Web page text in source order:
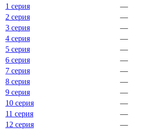
1 серия
—
2 серия
—
3 серия
—
4 серия
—
5 серия
—
6 серия
—
7 серия
—
8 серия
—
9 серия
—
10 серия
—
11 серия
—
12 серия
—